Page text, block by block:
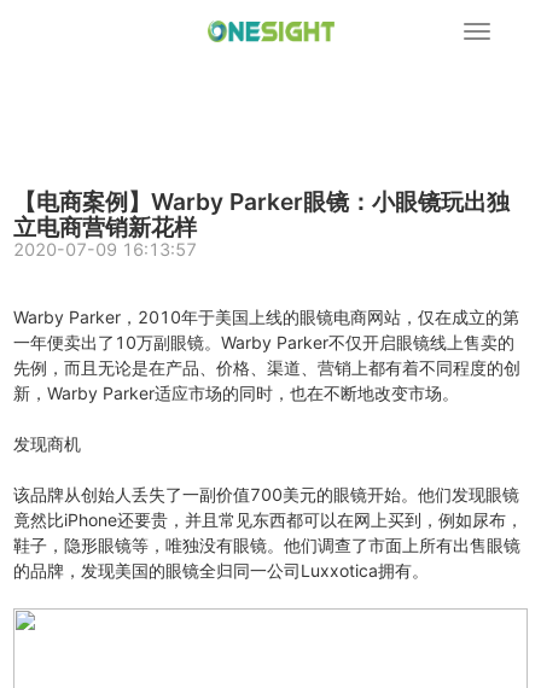
展
【电商案例】Warby Parker眼镜：小眼镜玩出独
立电商营销新花样
2020-07-09 16:13:57
Warby Parker，2010年于美国上线的眼镜电商网站，仅在成立的第
一年便卖出了10万副眼镜。Warby Parker不仅开启眼镜线上售卖的
先例，而且无论是在产品、价格、渠道、营销上都有着不同程度的创
新，Warby Parker适应市场的同时，也在不断地改变市场。
发现商机
该品牌从创始人丢失了一副价值700美元的眼镜开始。他们发现眼镜
竟然比iPhone还要贵，并且常见东西都可以在网上买到，例如尿布，
鞋子，隐形眼镜等，唯独没有眼镜。他们调查了市面上所有出售眼镜
的品牌，发现美国的眼镜全归同一公司Luxxotica拥有。